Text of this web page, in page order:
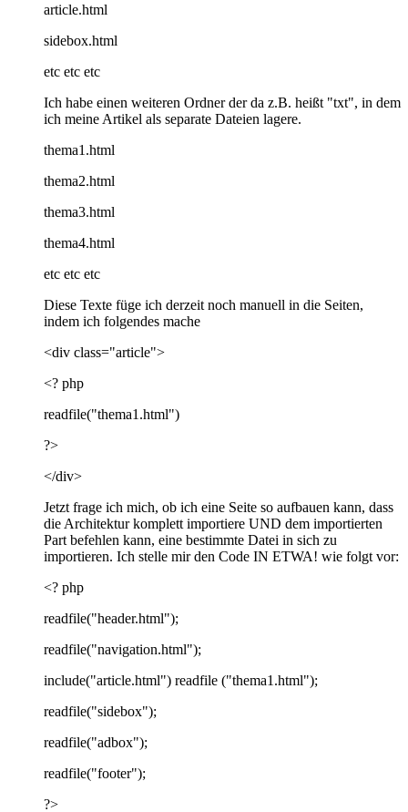
article.html
sidebox.html
etc etc etc
Ich habe einen weiteren Ordner der da z.B. heißt "txt", in dem
ich meine Artikel als separate Dateien lagere.
thema1.html
thema2.html
thema3.html
thema4.html
etc etc etc
Diese Texte füge ich derzeit noch manuell in die Seiten,
indem ich folgendes mache
<div class="article">
<? php
readfile("thema1.html")
?>
</div>
Jetzt frage ich mich, ob ich eine Seite so aufbauen kann, dass
die Architektur komplett importiere UND dem importierten
Part befehlen kann, eine bestimmte Datei in sich zu
importieren. Ich stelle mir den Code IN ETWA! wie folgt vor:
<? php
readfile("header.html");
readfile("navigation.html");
include("article.html") readfile ("thema1.html");
readfile("sidebox");
readfile("adbox");
readfile("footer");
?>